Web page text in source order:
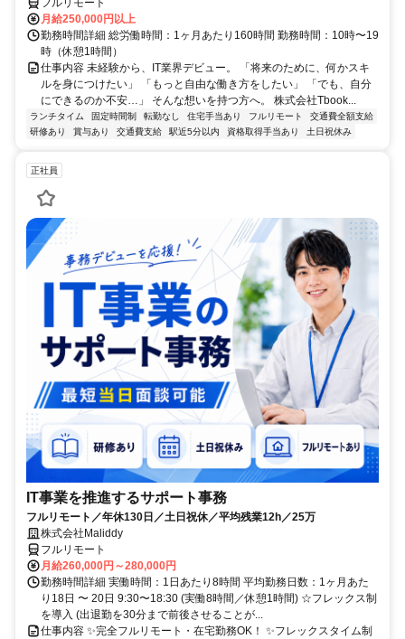
フルリモート
月給250,000円以上
勤務時間詳細 総労働時間：1ヶ月あたり160時間 勤務時間：10時〜19
時（休憩1時間）
仕事内容 未経験から、IT業界デビュー。 「将来のために、何かスキ
ルを身につけたい」 「もっと自由な働き方をしたい」 「でも、自分
にできるのか不安…」 そんな想いを持つ方へ。 株式会社Tbook...
ランチタイム 固定時間制 転勤なし 住宅手当あり フルリモート
交通費全額支給
研修あり
賞与あり 交通費支給 駅近5分以内 資格取得手当あり 土日祝休み
正社員
IT事業を推進するサポート事務
フルリモート／年休130日／土日祝休／平均残業12h／25万
株式会社Maliddy
フルリモート
月給260,000円～280,000円
勤務時間詳細 実働時間：1日あたり8時間 平均勤務日数：1ヶ月あた
り18日 〜 20日 9:30〜18:30 (実働8時間／休憩1時間) ☆フレックス制
を導入 (出退勤を30分まで前後させることが...
仕事内容 ✨完全フルリモート・在宅勤務OK！ ✨フレックスタイム制